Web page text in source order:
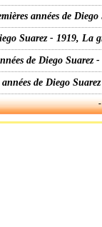
années de
Suarez - 1919,
de Diego
années de Diego